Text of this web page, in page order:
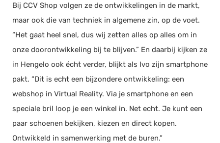
Bij CCV Shop volgen ze de ontwikkelingen in de markt,
maar ook die van techniek in algemene zin, op de voet.
“Het gaat heel snel, dus wij zetten alles op alles om in
onze doorontwikkeling bij te blijven.” En daarbij kijken ze
in Hengelo ook écht verder, blijkt als Ivo zijn smartphone
pakt. “Dit is echt een bijzondere ontwikkeling: een
webshop in Virtual Reality. Via je smartphone en een
speciale bril loop je een winkel in. Net echt. Je kunt een
paar schoenen bekijken, kiezen en direct kopen.
Ontwikkeld in samenwerking met de buren.”